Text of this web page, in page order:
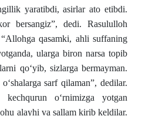
yaratibdi, asirlar ato etibdi.
bersangiz”, dedi. Rasululloh
qasamki, ahli suffaning
ularga biron narsa topib
qo‘yib, sizlarga bermayman.
sarf qilaman”, dedilar.
o‘rnimizga yotgan
alayhi va sallam kirib keldilar.